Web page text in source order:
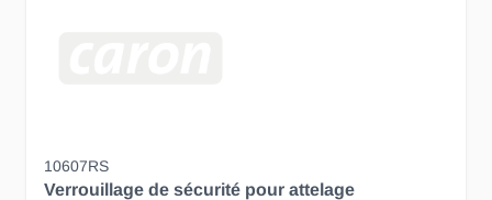
10607RS
Verrouillage de sécurité pour attelage